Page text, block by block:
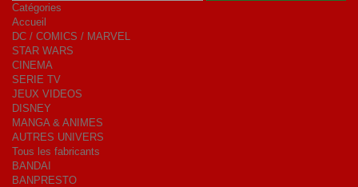
Catégories
Accueil
DC / COMICS / MARVEL
STAR WARS
CINEMA
SERIE TV
JEUX VIDEOS
DISNEY
MANGA & ANIMES
AUTRES UNIVERS
Tous les fabricants
BANDAI
BANPRESTO